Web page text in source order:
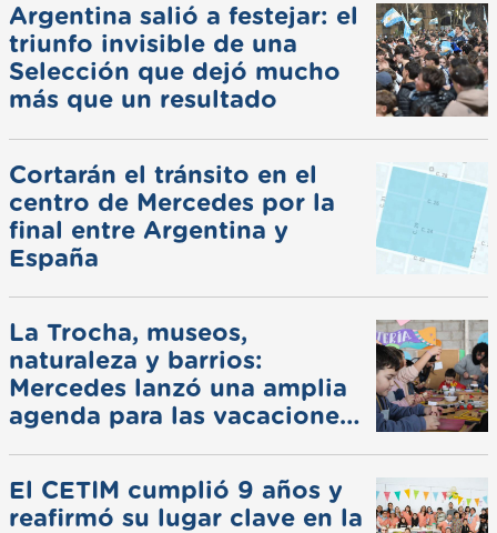
Argentina salió a festejar: el
triunfo invisible de una
Selección que dejó mucho
más que un resultado
Cortarán el tránsito en el
centro de Mercedes por la
final entre Argentina y
España
La Trocha, museos,
naturaleza y barrios:
Mercedes lanzó una amplia
agenda para las vacaciones
El CETIM cumplió 9 años y
reafirmó su lugar clave en la